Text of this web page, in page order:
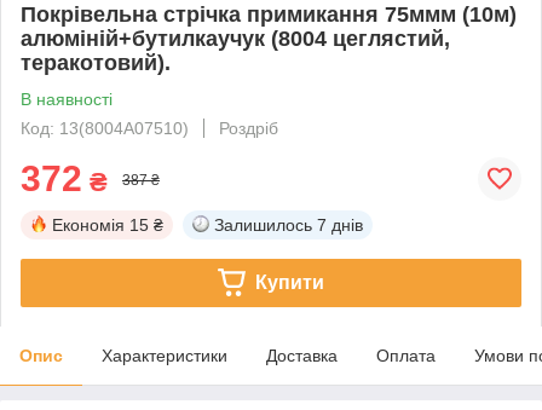
Покрівельна стрічка примикання 75ммм (10м)
алюміній+бутилкаучук (8004 цеглястий,
теракотовий).
В наявності
Код: 13(8004А07510)
Роздріб
372 ₴ 387 ₴
Економія 15 ₴ Залишилось 7 днів
Купити
Опис Характеристики Доставка Оплата Умови